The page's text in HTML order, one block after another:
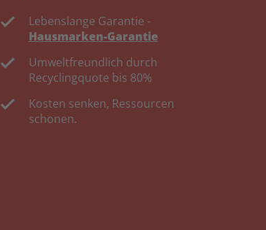
Lebenslange Garantie -
Hausmarken-Garantie
Umweltfreundlich durch
Recyclingquote bis 80%
Kosten senken, Ressourcen
schonen.